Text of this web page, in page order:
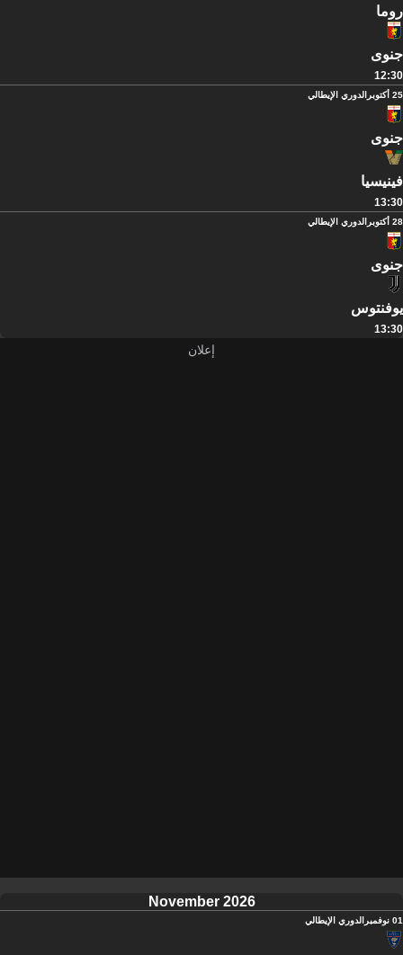
روما
جنوى
12:30
25 أكتوبر الدوري الإيطالي
جنوى
فينيسيا
13:30
28 أكتوبر الدوري الإيطالي
جنوى
يوفنتوس
13:30
November 2026
01 نوفمبر الدوري الإيطالي